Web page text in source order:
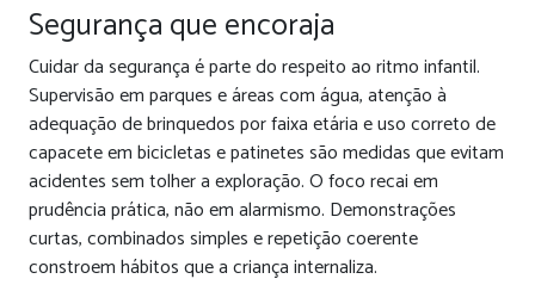
Segurança que encoraja
Cuidar da segurança é parte do respeito ao ritmo infantil.
Supervisão em parques e áreas com água, atenção à
adequação de brinquedos por faixa etária e uso correto de
capacete em bicicletas e patinetes são medidas que evitam
acidentes sem tolher a exploração. O foco recai em
prudência prática, não em alarmismo. Demonstrações
curtas, combinados simples e repetição coerente
constroem hábitos que a criança internaliza.